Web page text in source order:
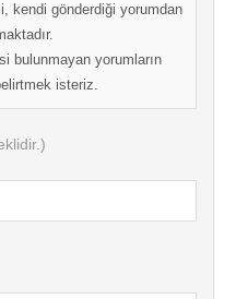
kendi gönderdiği yorumdan
bulunmayan yorumların
isteriz.